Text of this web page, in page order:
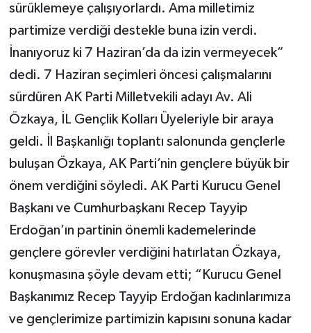
sürüklemeye çalışıyorlardı. Ama milletimiz
partimize verdiği destekle buna izin verdi.
İnanıyoruz ki 7 Haziran’da da izin vermeyecek”
dedi. 7 Haziran seçimleri öncesi çalışmalarını
sürdüren AK Parti Milletvekili adayı Av. Ali
Özkaya, İL Gençlik Kolları Üyeleriyle bir araya
geldi. İl Başkanlığı toplantı salonunda gençlerle
buluşan Özkaya, AK Parti’nin gençlere büyük bir
önem verdiğini söyledi. AK Parti Kurucu Genel
Başkanı ve Cumhurbaşkanı Recep Tayyip
Erdoğan’ın partinin önemli kademelerinde
gençlere görevler verdiğini hatırlatan Özkaya,
konuşmasına şöyle devam etti; “Kurucu Genel
Başkanımız Recep Tayyip Erdoğan kadınlarımıza
ve gençlerimize partimizin kapısını sonuna kadar